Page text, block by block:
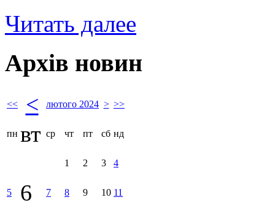
Читать далее
Архів новин
<< < лютого 2024 > >>
пн вт ср чт пт сб нд
1 2 3 4
5 6 7 8 9 10 11